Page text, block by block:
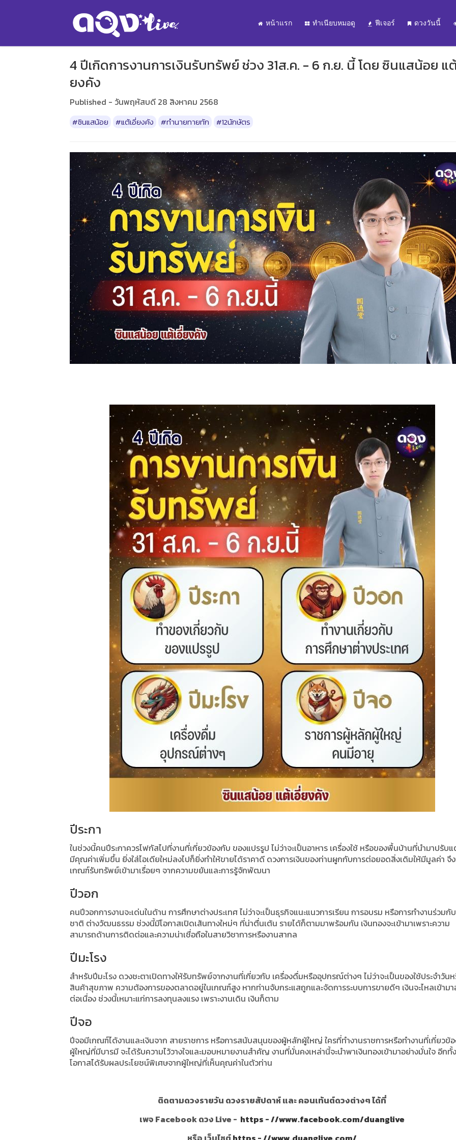
หน้าแรก ทำเนียบหมอดู ฟีเจอร์ ดวงวันนี้
4 ปีเกิดการงานการเงินรับทรัพย์ ช่วง 31ส.ค. - 6 ก.ย. นี้ โดย ซินแสน้อย แ
ยงคัง
Published - วันพฤหัสบดี 28 สิงหาคม 2568
#ซินแสน้อย #แต้เอี่ยงคัง #ทำนายทายทัก #12นักษัตร
ปีระกา
ในช่วงนี้คนปีระกาควรโฟกัสไปที่งานที่เกี่ยวข้องกับ ของแปรรูป ไม่ว่าจะเป็นอาหาร เครื่องใช้ หรือของพื้นบ้านที่นำมาปรับแ
มีคุณค่าเพิ่มขึ้น ยิ่งใส่ไอเดียใหม่ลงไปก็ยิ่งทำให้ขายได้ราคาดี ดวงการเงินของท่านผูกกับการต่อยอดสิ่งเดิมให้มีมูลค่า จึ
เกณฑ์รับทรัพย์เข้ามาเรื่อยๆ จากความขยันและการรู้จักพัฒนา
ปีวอก
คนปีวอกการงานจะเด่นในด้าน การศึกษาต่างประเทศ ไม่ว่าจะเป็นธุรกิจแนะแนวการเรียน การอบรม หรือการทำงานร่วมกั
ชาติ ต่างวัฒนธรรม ช่วงนี้มีโอกาสเปิดเส้นทางใหม่ๆ ที่น่าตื่นเต้น รายได้ก็ตามมาพร้อมกัน เงินทองจะเข้ามาเพราะความ
สามารถด้านการติดต่อและความน่าเชื่อถือในสายวิชาการหรืองานสากล
ปีมะโรง
สำหรับปีมะโรง ดวงชะตาเปิดทางให้รับทรัพย์จากงานที่เกี่ยวกับ เครื่องดื่มหรืออุปกรณ์ต่างๆ ไม่ว่าจะเป็นของใช้ประจำวัน
สินค้าสุขภาพ ความต้องการของตลาดอยู่ในเกณฑ์สูง หากท่านจับกระแสถูกและจัดการระบบการขายดีๆ เงินจะไหลเข้ามา
ต่อเนื่อง ช่วงนี้เหมาะแก่การลงทุนลงแรง เพราะงานเดิน เงินก็ตาม
ปีจอ
ปีจอมีเกณฑ์ได้งานและเงินจาก สายราชการ หรือการสนับสนุนของผู้หลักผู้ใหญ่ ใครที่ทำงานราชการหรือทำงานที่เกี่ยวข้
ผู้ใหญ่ที่มีบารมี จะได้รับความไว้วางใจและมอบหมายงานสำคัญ งานที่มั่นคงเหล่านี้จะนำพาเงินทองเข้ามาอย่างมั่นใจ อีกทั้
โอกาสได้รับผลประโยชน์พิเศษจากผู้ใหญ่ที่เห็นคุณค่าในตัวท่าน
ติดตามดวงรายวัน ดวงรายสัปดาห์ และ คอนเท้นต์ดวงต่างๆ ได้ที่
เพจ Facebook ดวง Live - https - //www.facebook.com/duanglive